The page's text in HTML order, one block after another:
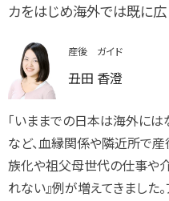
カをはじめ海外では既に広
産後 ガイド
丑田 香澄
「いままでの日本は海外に
など、血縁関係や隣近所で産
族化や祖父母世代の仕事や
れない』例が増えてきました